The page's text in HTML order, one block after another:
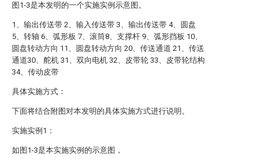
图1-3是本发明的一个实施实例示意图。
1、输出传送带 2、输入传送带 3、输出传送带 4、圆盘
5、转轴 6、弧形板 7、滚筒8、支撑杆 9、弧形挡板 10、
圆盘转动方向 11、圆盘转动方向 20、传送通道 21、传送
通道30、舵机 31、双向电机 32、皮带轮 33、皮带轮结构
34、传动皮带
具体实施方式：
下面将结合附图对本发明的具体实施方式进行说明。
实施实例1：
如图1-3是本实施实例的示意图，